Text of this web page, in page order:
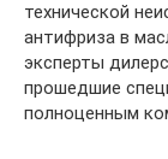
технической
антифриза в
эксперты
прошедшие
полноценным